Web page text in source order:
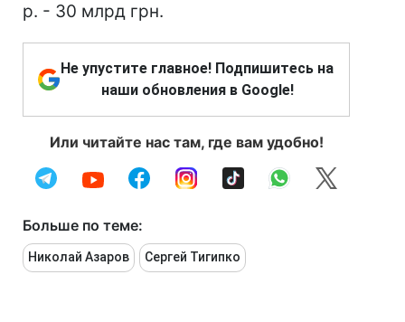
р. - 30 млрд грн.
Не упустите главное! Подпишитесь на
наши обновления в Google!
Или читайте нас там, где вам удобно!
Больше по теме:
Николай Азаров Сергей Тигипко